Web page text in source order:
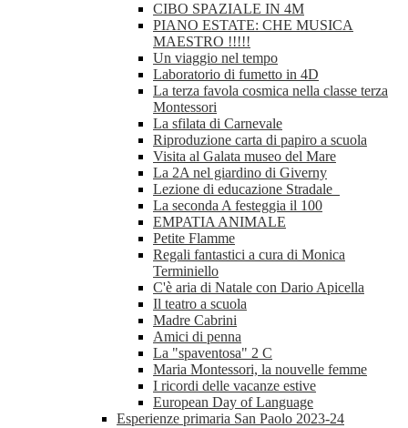
CIBO SPAZIALE IN 4M
PIANO ESTATE: CHE MUSICA
MAESTRO !!!!!
Un viaggio nel tempo
Laboratorio di fumetto in 4D
La terza favola cosmica nella classe terza
Montessori
La sfilata di Carnevale
Riproduzione carta di papiro a scuola
Visita al Galata museo del Mare
La 2A nel giardino di Giverny
Lezione di educazione Stradale
La seconda A festeggia il 100
EMPATIA ANIMALE
Petite Flamme
Regali fantastici a cura di Monica
Terminiello
C'è aria di Natale con Dario Apicella
Il teatro a scuola
Madre Cabrini
Amici di penna
La "spaventosa" 2 C
Maria Montessori, la nouvelle femme
I ricordi delle vacanze estive
European Day of Language
Esperienze primaria San Paolo 2023-24